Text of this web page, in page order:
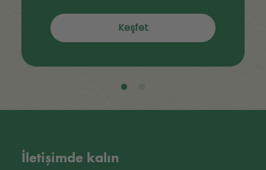
Keşfet
İletişimde kalın